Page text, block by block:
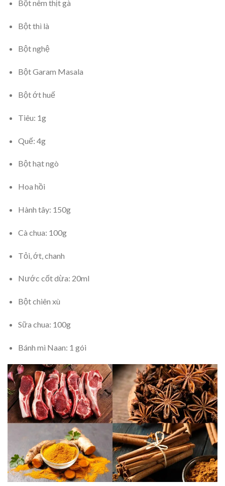
Bột nêm thịt gà
Bột thì là
Bột nghệ
Bột Garam Masala
Bột ớt huế
Tiêu: 1g
Quế: 4g
Bột hạt ngò
Hoa hồi
Hành tây: 150g
Cà chua: 100g
Tỏi, ớt, chanh
Nước cốt dừa: 20ml
Bột chiên xù
Sữa chua: 100g
Bánh mì Naan: 1 gói